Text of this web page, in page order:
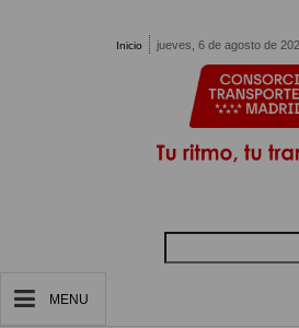
Inicio jueves, 6 de agosto de
MENU